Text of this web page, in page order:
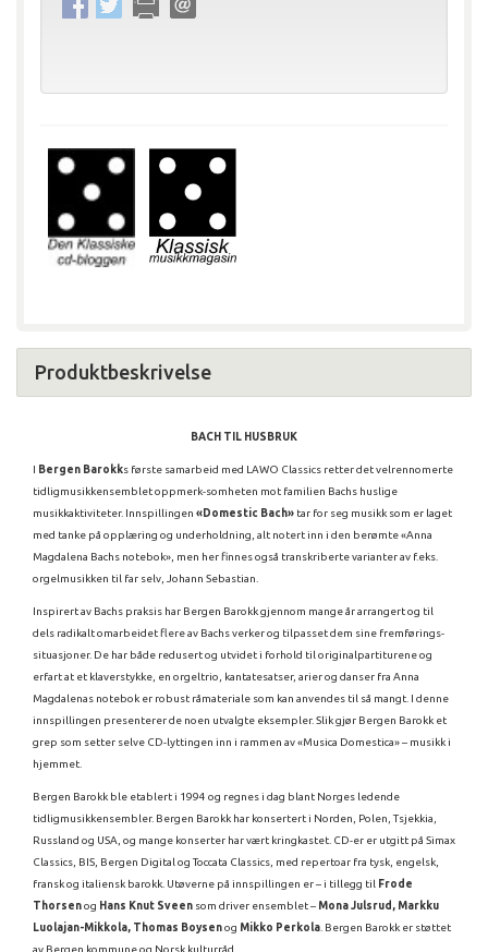
Produktbeskrivelse
BACH TIL HUSBRUK
I Bergen Barokks første samarbeid med LAWO Classics retter det velrennomerte
tidligmusikkensemblet oppmerk-somheten mot familien Bachs huslige
musikkaktiviteter. Innspillingen «Domestic Bach» tar for seg musikk som er laget
med tanke på opplæring og underholdning, alt notert inn i den berømte «Anna
Magdalena Bachs notebok», men her finnes også transkriberte varianter av f.eks.
orgelmusikken til far selv, Johann Sebastian.
Inspirert av Bachs praksis har Bergen Barokk gjennom mange år arrangert og til
dels radikalt omarbeidet flere av Bachs verker og tilpasset dem sine fremførings-
situasjoner. De har både redusert og utvidet i forhold til originalpartiturene og
erfart at et klaverstykke, en orgeltrio, kantatesatser, arier og danser fra Anna
Magdalenas notebok er robust råmateriale som kan anvendes til så mangt. I denne
innspillingen presenterer de noen utvalgte eksempler. Slik gjør Bergen Barokk et
grep som setter selve CD-lyttingen inn i rammen av «Musica Domestica» – musikk i
hjemmet.
Bergen Barokk ble etablert i 1994 og regnes i dag blant Norges ledende
tidligmusikkensembler. Bergen Barokk har konsertert i Norden, Polen, Tsjekkia,
Russland og USA, og mange konserter har vært kringkastet. CD-er er utgitt på Simax
Classics, BIS, Bergen Digital og Toccata Classics, med repertoar fra tysk, engelsk,
fransk og italiensk barokk. Utøverne på innspillingen er – i tillegg til Frode
Thorsenog Hans Knut Sveen som driver ensemblet – Mona Julsrud, Markku
Luolajan-Mikkola, Thomas Boysenog Mikko Perkola Bergen Barokk er støttet
av Bergen kommune og Norsk kulturråd.